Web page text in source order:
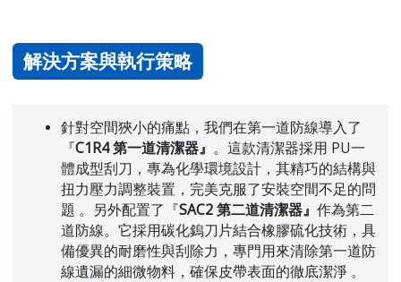
解決方案與執行策略
針對空間狹小的痛點，我們在第一道防線導入了
『C1R4 第一道清潔器』 。這款清潔器採用 PU一
體成型刮刀，專為化學環境設計，其精巧的結構與
扭力壓力調整裝置，完美克服了安裝空間不足的問
題 。另外配置了『SAC2 第二道清潔器』 作為第二
道防線。它採用碳化鎢刀片結合橡膠硫化技術，具
備優異的耐磨性與刮除力，專門用來清除第一道防
線遺漏的細微物料，確保皮帶表面的徹底潔淨 。